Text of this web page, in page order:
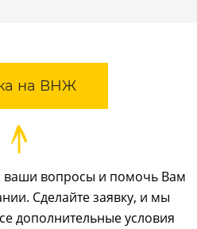
на ВНЖ
ваши вопросы и помочь Вам
Сделайте заявку, и мы
дополнительные условия